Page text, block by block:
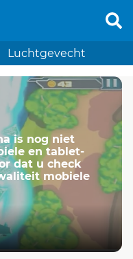
Luchtgevecht
is nog niet
en tablet-
dat u check
mobiele